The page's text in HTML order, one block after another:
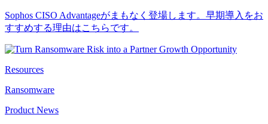
Sophos CISO Advantageがまもなく登場します。早期導入をお
すすめする理由はこちらです。
Resources
Ransomware
Product News